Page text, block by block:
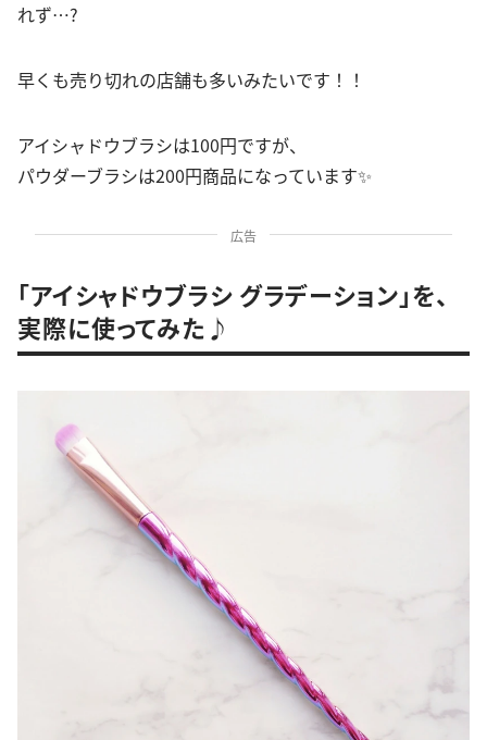
れず…?
早くも売り切れの店舗も多いみたいです！！
アイシャドウブラシは100円ですが、
パウダーブラシは200円商品になっています✨
広告
「アイシャドウブラシ グラデーション」を、
実際に使ってみた♪